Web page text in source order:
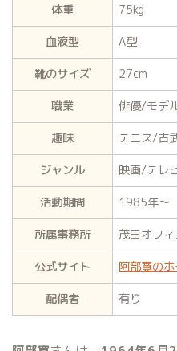
体重
75kg
血液型
A型
靴のサイズ
27cm
職業
俳優/モデ
趣味
テニス/古
ジャンル
映画/テレ
活動期間
1985年〜
所属事務所
茂田オフィ
公式サイト
阿部寛の
配偶者
有り